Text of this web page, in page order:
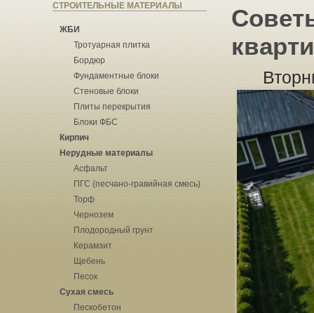
СТРОИТЕЛЬНЫЕ МАТЕРИАЛЫ
ЖБИ
Тротуарная плитка
Бордюр
Фундаментные блоки
Стеновые блоки
Плиты перекрытия
Блоки ФБС
Кирпич
Нерудные материалы
Асфальт
ПГС (песчано-гравийная смесь)
Торф
Чернозем
Плодородный грунт
Керамзит
Щебень
Песок
Сухая смесь
Пескобетон